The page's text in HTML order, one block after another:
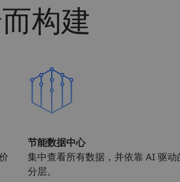
构建
节能数据中心
集中查看所有数据，并依靠 AI 驱动
分层。